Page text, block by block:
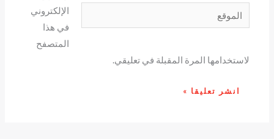
الموقع
الإلكتروني
في هذا
المتصفح
لاستخدامها المرة المقبلة في تعليقي.